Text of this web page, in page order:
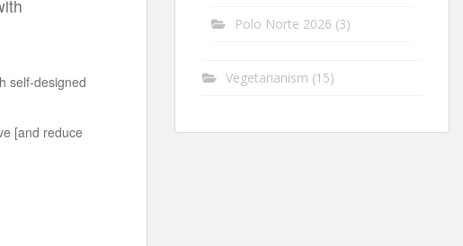
self-designed
[and reduce
Polo Norte 2026 (3)
Vegetarianism (15)